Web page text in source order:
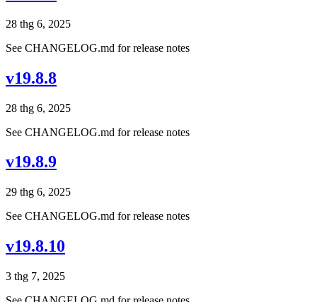
28 thg 6, 2025
See CHANGELOG.md for release notes
v19.8.8
28 thg 6, 2025
See CHANGELOG.md for release notes
v19.8.9
29 thg 6, 2025
See CHANGELOG.md for release notes
v19.8.10
3 thg 7, 2025